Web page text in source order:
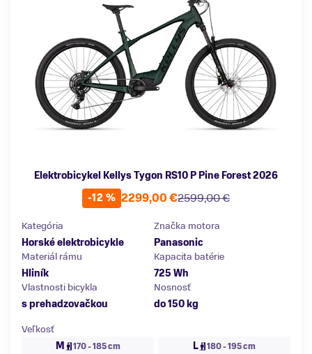
Elektrobicykel Kellys Tygon RS10 P Pine Forest 2026
-12 %
2599,00 €
2299,00 €
Kategória
Horské elektrobicykle
Značka motora
Panasonic
Materiál rámu
Hliník
Kapacita batérie
725 Wh
Vlastnosti bicykla
s prehadzovačkou
Nosnosť
do 150 kg
Veľkosť
M
170 - 185 cm L 180 - 195 cm